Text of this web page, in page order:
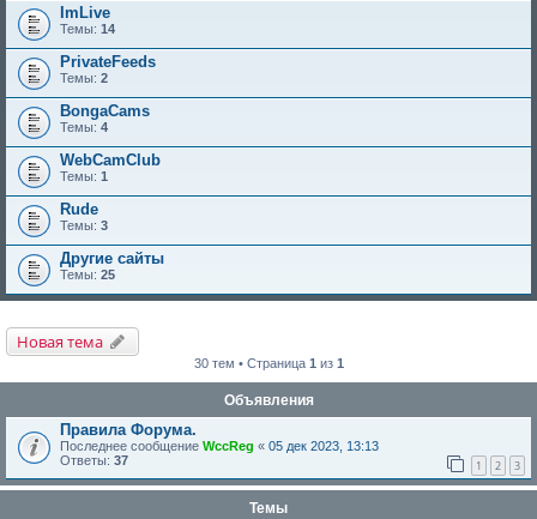
ImLive
Темы: 14
PrivateFeeds
Темы: 2
BongaCams
Темы: 4
WebCamClub
Темы: 1
Rude
Темы: 3
Другие сайты
Темы: 25
Новая тема
30 тем • Страница 1 из 1
Объявления
Правила Форума.
Последнее сообщение WccReg « 05 дек 2023, 13:13
Ответы: 37 1 2 3
Темы